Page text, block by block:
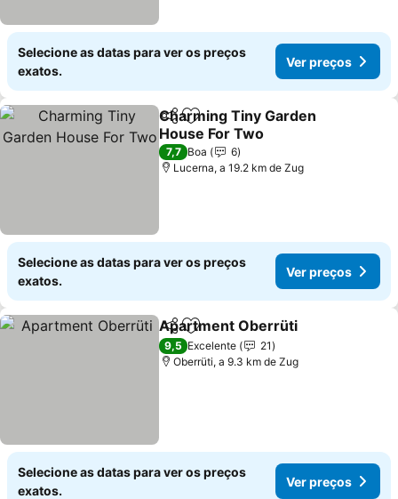
Selecione as datas para ver os preços
exatos.
Ver preços
PartilharAdicionar aos favoritos
Charming Tiny Garden
House For Two
Ver preços
7,7 Boa
6
Lucerna, a 19.2 km de Zug
Selecione as datas para ver os preços
exatos.
Ver preços
PartilharAdicionar aos favoritos
Apartment Oberrüti
9,5 Excelente
21
Oberrüti, a 9.3 km de Zug
Selecione as datas para ver os preços
exatos.
Ver preços